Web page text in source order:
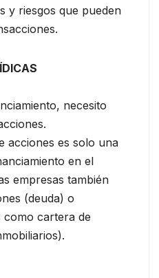
y riesgos que pueden
necesito
acciones es solo una
en el
empresas también
(deuda) o
como cartera de